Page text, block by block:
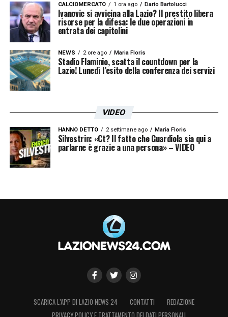
CALCIOMERCATO 1 ora ago Dario Bartolucci
Ivanovic si avvicina alla Lazio? Il prestito libera
risorse per la difesa: le due operazioni in
entrata dei capitolini
NEWS 2 ore ago Maria Floris
Stadio Flaminio, scatta il countdown per la
Lazio! Lunedì l’esito della conferenza dei servizi
VIDEO
HANNO DETTO 2 settimane ago Maria Floris
Silvestrin: «Ct? Il fatto che Guardiola sia qui a
parlarne è grazie a una persona» – VIDEO
SCARICA L’APP DI LAZIO NEWS 24 CONTATTI
REDAZIONE
PRIVACY POLICY E TRATTAMENTO DEI DATI PERSONALI